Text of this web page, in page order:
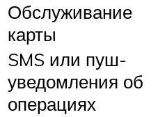
Обслуживание
карты
SMS или пуш-
уведомления об
операциях